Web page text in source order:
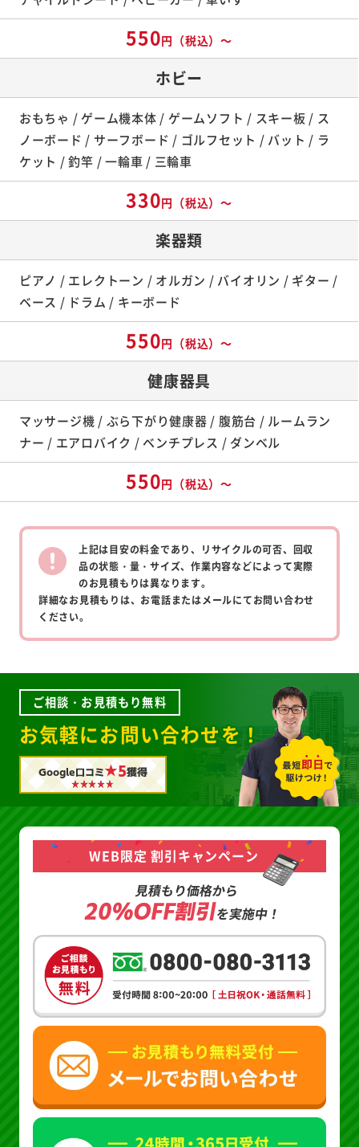
550円（税込）～
ホビー
おもちゃ / ゲーム機本体 / ゲームソフト / スキー板 / ス
ノーボード / サーフボード / ゴルフセット / バット / ラ
ケット / 釣竿 / 一輪車 / 三輪車
330円（税込）～
楽器類
ピアノ / エレクトーン / オルガン / バイオリン / ギター /
ベース / ドラム / キーボード
550円（税込）～
健康器具
マッサージ機 / ぶら下がり健康器 / 腹筋台 / ルームラン
ナー / エアロバイク / ベンチプレス / ダンベル
550円（税込）～
上記は目安の料金であり、リサイクルの可否、回収
品の状態・量・サイズ、作業内容などによって実際
のお見積もりは異なります。
詳細なお見積もりは、お電話またはメールにてお問い合わせ
ください。
ご相談・お見積もり無料
お気軽にお問い合わせを！
Google口コミ★5獲得
WEB限定 割引キャンペーン
見積もり価格から
20%OFF割引を実施中！